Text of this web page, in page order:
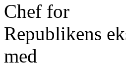
Chef for
Republikens
med